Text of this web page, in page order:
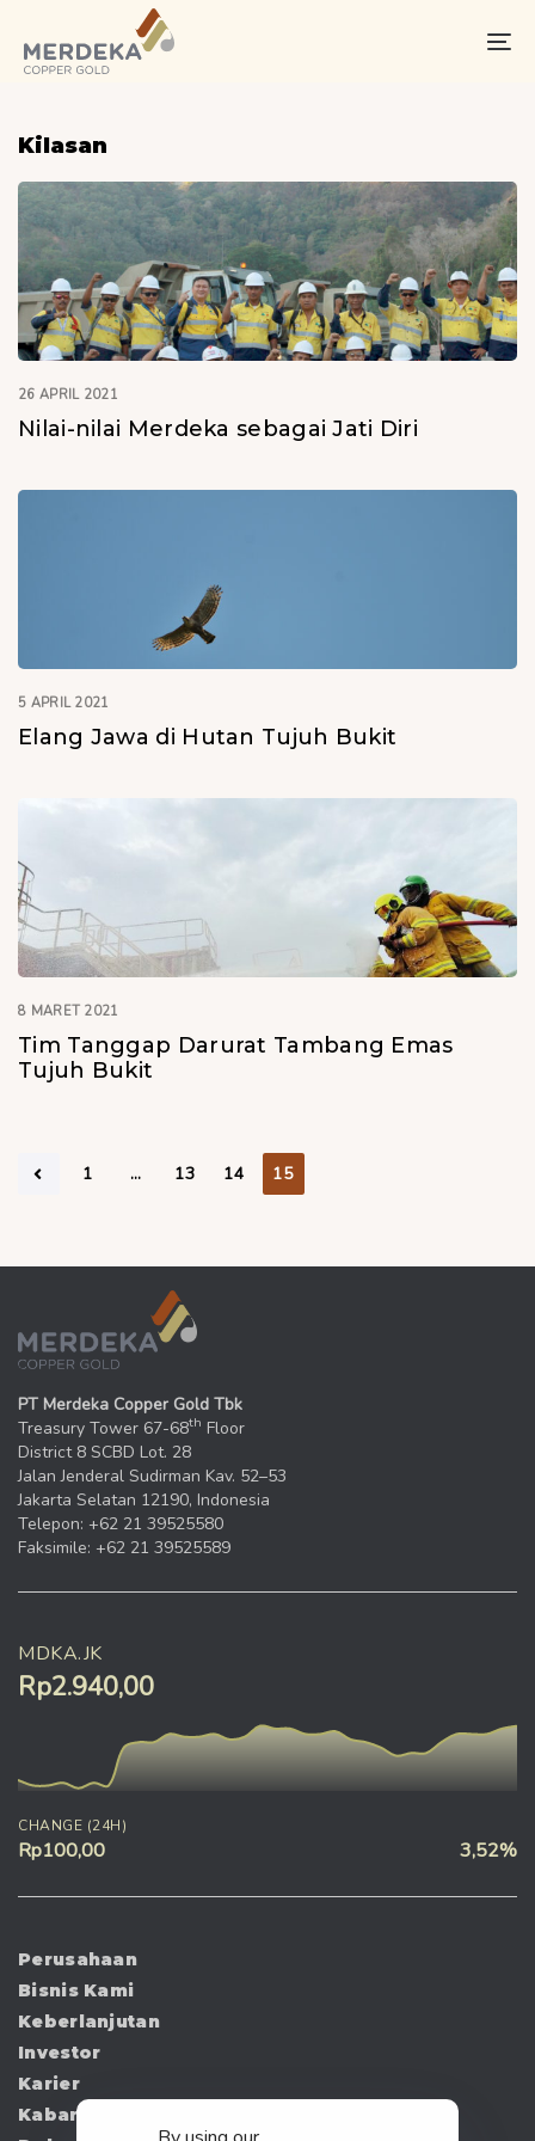
links
primary
Skip
content
Kilasan
26 APRIL 2021
Nilai-nilai Merdeka sebagai Jati Diri
5 APRIL 2021
Elang Jawa di Hutan Tujuh Bukit
8 MARET 2021
Tim Tanggap Darurat Tambang Emas
Tujuh Bukit
1 … 13 14 15
PT Merdeka Copper Gold Tbk
Treasury Tower 67-68th Floor
District 8 SCBD Lot. 28
Jalan Jenderal Sudirman Kav. 52–53
Jakarta Selatan 12190, Indonesia
Telepon: +62 21 39525580
Faksimile: +62 21 39525589
MDKA.JK
Rp2.940,00
CHANGE (24H)
Rp100,00 3,52%
Perusahaan
Bisnis Kami
Keberlanjutan
Investor
Karier
Kabar